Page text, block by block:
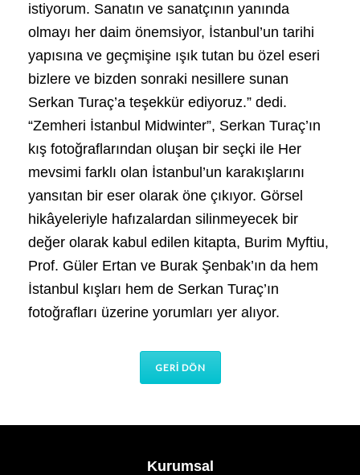
istiyorum. Sanatın ve sanatçının yanında
olmayı her daim önemsiyor, İstanbul’un tarihi
yapısına ve geçmişine ışık tutan bu özel eseri
bizlere ve bizden sonraki nesillere sunan
Serkan Turaç’a teşekkür ediyoruz.” dedi.
“Zemheri İstanbul Midwinter”, Serkan Turaç’ın
kış fotoğraflarından oluşan bir seçki ile Her
mevsimi farklı olan İstanbul’un karakışlarını
yansıtan bir eser olarak öne çıkıyor. Görsel
hikâyeleriyle hafızalardan silinmeyecek bir
değer olarak kabul edilen kitapta, Burim Myftiu,
Prof. Güler Ertan ve Burak Şenbak’ın da hem
İstanbul kışları hem de Serkan Turaç’ın
fotoğrafları üzerine yorumları yer alıyor.
GERİ DÖN
Kurumsal